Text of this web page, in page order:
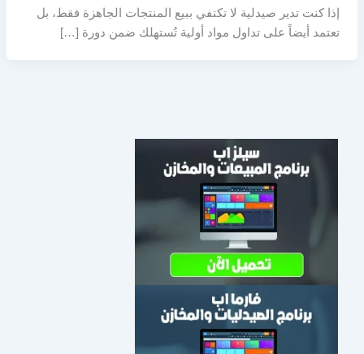
إذا كنت تدير صيدلية لا تكتفي ببيع المنتجات الجاهزة فقط، بل
تعتمد أيضاً على تداول مواد أولية تُستهلك ضمن دورة […]